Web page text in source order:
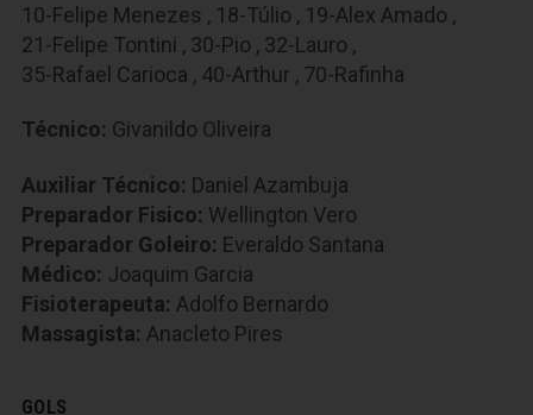
10-Felipe Menezes , 18-Túlio , 19-Alex Amado ,
21-Felipe Tontini , 30-Pio , 32-Lauro ,
35-Rafael Carioca , 40-Arthur , 70-Rafinha
Técnico: Givanildo Oliveira
Auxiliar Técnico: Daniel Azambuja
Preparador Fisico: Wellington Vero
Preparador Goleiro: Everaldo Santana
Médico: Joaquim Garcia
Fisioterapeuta: Adolfo Bernardo
Massagista: Anacleto Pires
GOLS